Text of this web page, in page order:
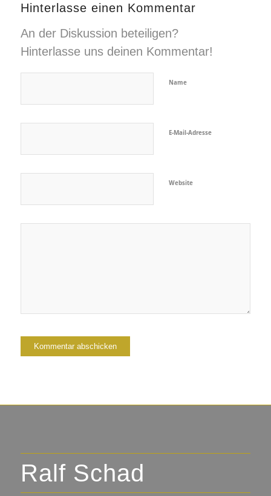
Hinterlasse einen Kommentar
An der Diskussion beteiligen?
Hinterlasse uns deinen Kommentar!
Name
E-Mail-Adresse
Website
Ralf Schad